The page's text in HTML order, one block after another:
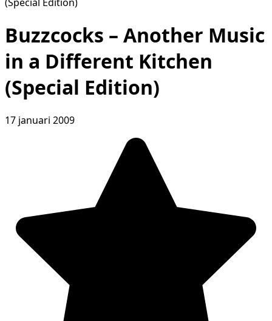
Buzzcocks – Another Music
in a Different Kitchen
(Special Edition)
17 januari 2009